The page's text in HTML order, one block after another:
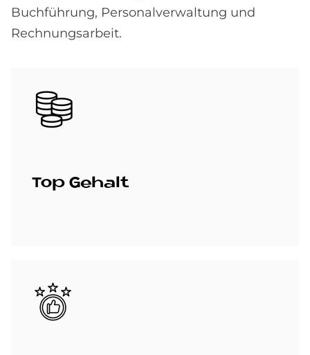
Buchführung, Personalverwaltung und
Rechnungsarbeit.
Bild
Top Ge­halt
Bild